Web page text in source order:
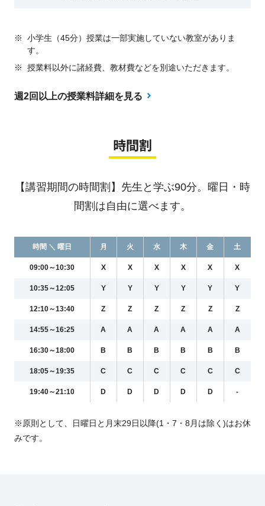
※
小学生（45分）授業は一部実施していない教室がありま
す。
※
授業料以外に諸経費、教材費などを別途いただきます。
週2回以上の授業料詳細を見る
時間割
【講習期間の時間割】先生と学ぶ90分。曜日・時
間割は自由に選べます。
時間 ＼ 曜日 月 火 水 木 金 土
09:00～10:30 X X X X X X
10:35～12:05 Y Y Y Y Y Y
12:10～13:40 Z Z Z Z Z Z
14:55～16:25 A A A A A A
16:30～18:00 B B B B B B
18:05～19:35 C C C C C C
19:40～21:10 D D D D D -
※原則として、日曜日と月末29日以降(1・7・8月は除く)はお休
みです。